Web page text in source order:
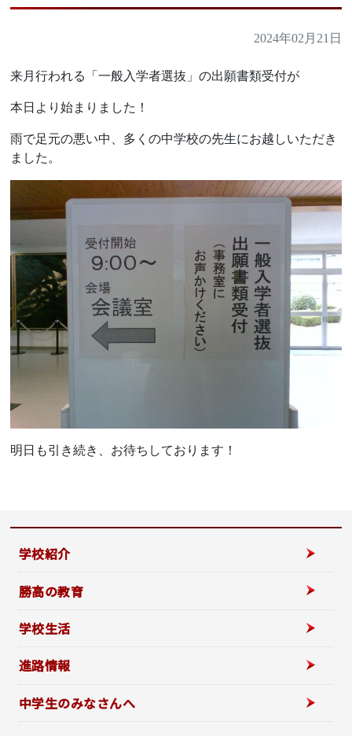
2024年02月21日
来月行われる「一般入学者選抜」の出願書類受付が
本日より始まりました！
雨で足元の悪い中、多くの中学校の先生にお越しいただき
ました。
明日も引き続き、お待ちしております！
学校紹介
勝高の教育
学校生活
進路情報
中学生のみなさんへ